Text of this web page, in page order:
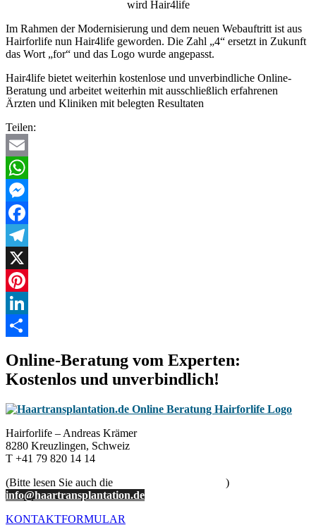
Im Rahmen der Modernisierung und dem neuen Webauftritt ist aus
Hairforlife nun Hair4life geworden. Die Zahl „4“ ersetzt in Zukunft
das Wort „for“ und das Logo wurde angepasst.
Hair4life bietet weiterhin kostenlose und unverbindliche Online-
Beratung und arbeitet weiterhin mit ausschließlich erfahrenen
Ärzten und Kliniken mit belegten Resultaten
Teilen:
Email
WhatsApp
Messenger
Facebook
Telegram
X
Pinterest
LinkedIn
Online-Beratung vom Experten:
Kostenlos und unverbindlich!
Hairforlife – Andreas Krämer
8280 Kreuzlingen, Schweiz
T +41 79 820 14 14
(Bitte lesen Sie auch die
)
info@haartransplantation.de
KONTAKTFORMULAR